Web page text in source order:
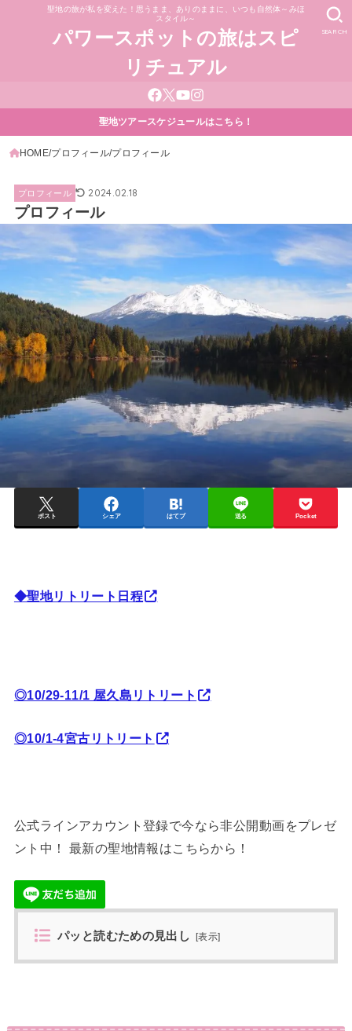
聖地の旅が私を変えた！思うまま、ありのままに、いつも自然体～みほ
スタイル～
パワースポットの旅はスピ
リチュアル
SEARCH
聖地ツアースケジュールはこちら！
HOME プロフィール プロフィール
プロフィール 2024.02.18
プロフィール
ポスト シェア はてブ 送る Pocket
◆聖地リトリート日程
◎10/29-11/1 屋久島リトリート
◎10/1-4宮古リトリート
公式ラインアカウント登録で今なら非公開動画をプレゼ
ント中！ 最新の聖地情報はこちらから！
パッと読むための見出し [表示]